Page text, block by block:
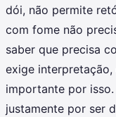
dói, não permite
com fome não
saber que precisa
exige interpretação,
importante por
justamente por ser